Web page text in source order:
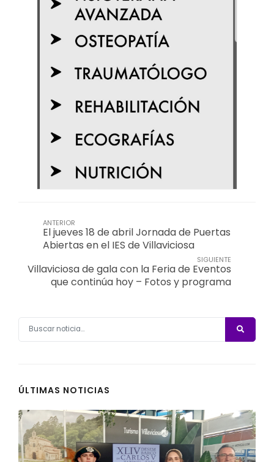
ANTERIOR
El jueves 18 de abril Jornada de Puertas
Abiertas en el IES de Villaviciosa
SIGUIENTE
Villaviciosa de gala con la Feria de Eventos
que continúa hoy – Fotos y programa
ÚLTIMAS NOTICIAS